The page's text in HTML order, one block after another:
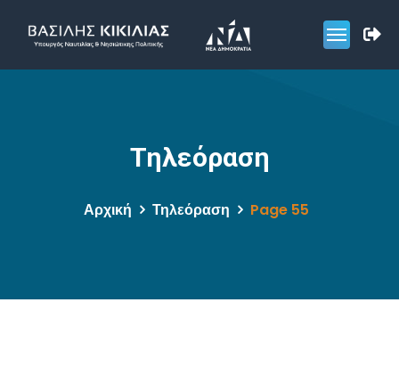
Τηλεόραση
Αρχική Τηλεόραση Page 55